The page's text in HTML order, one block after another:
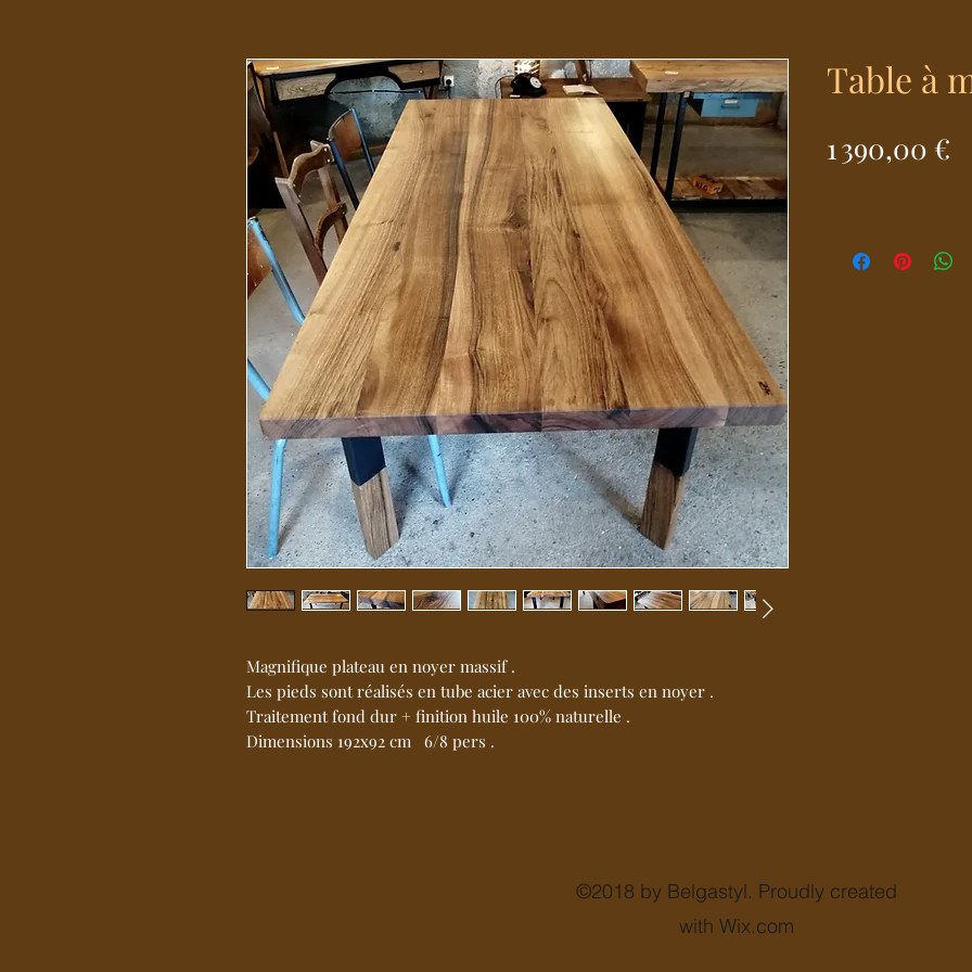
Magnifique plateau en noyer massif .
Les pieds sont réalisés en tube acier avec des inserts en noyer .
Traitement fond dur + finition huile 100% naturelle .
Dimensions 192x92 cm 6/8 pers .
Table à
1 390,00 €
©2018 by Belgastyl. Proudly created
with Wix.com